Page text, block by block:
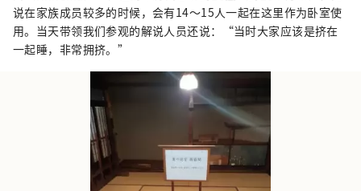
说在家族成员较多的时候，会有14～15人一起在这里作为卧室使
用。当天带领我们参观的解说人员还说：“当时大家应该是挤在
一起睡，非常拥挤。”